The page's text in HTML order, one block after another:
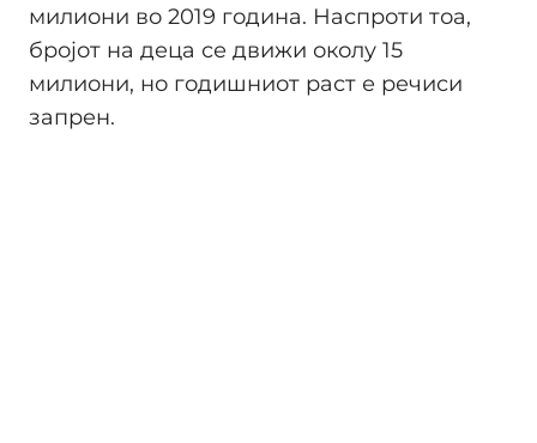
милиони во 2019 година. Наспроти тоа,
бројот на деца се движи околу 15
милиони, но годишниот раст е речиси
запрен.